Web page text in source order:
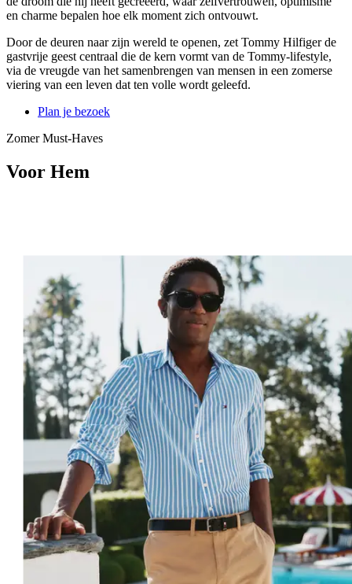
en charme bepalen hoe elk moment zich ontvouwt.
Door de deuren naar zijn wereld te openen, zet Tommy Hilfiger de
gastvrije geest centraal die de kern vormt van de Tommy‑lifestyle,
via de vreugde van het samenbrengen van mensen in een zomerse
viering van een leven dat ten volle wordt geleefd.
Plan je bezoek
Zomer Must‑Haves
Voor Hem